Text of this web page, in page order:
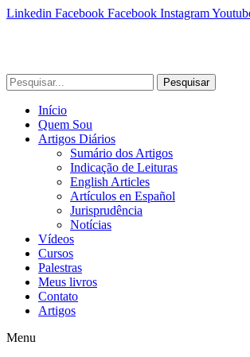
Linkedin Facebook Facebook Instagram
Pesquisar
Início
Quem Sou
Artigos Diários
Sumário dos Artigos
Indicação de Leituras
English Articles
Artículos en Español
Jurisprudência
Notícias
Vídeos
Cursos
Palestras
Meus livros
Contato
Artigos
Menu